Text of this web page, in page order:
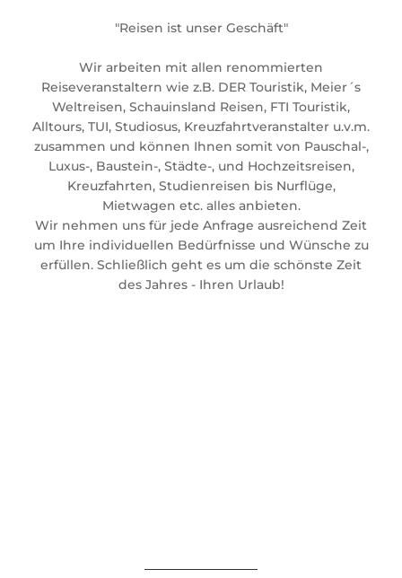
"Reisen ist unser Geschäft"
Wir arbeiten mit allen renommierten
Reiseveranstaltern wie z.B. DER Touristik, Meier´s
Weltreisen, Schauinsland Reisen, FTI Touristik,
Alltours, TUI, Studiosus, Kreuzfahrtveranstalter u.v.m.
zusammen und können Ihnen somit von Pauschal-,
Luxus-, Baustein-, Städte-, und Hochzeitsreisen,
Kreuzfahrten, Studienreisen bis Nurflüge,
Mietwagen etc. alles anbieten.
Wir nehmen uns für jede Anfrage ausreichend Zeit
um Ihre individuellen Bedürfnisse und Wünsche zu
erfüllen. Schließlich geht es um die schönste Zeit
des Jahres - Ihren Urlaub!